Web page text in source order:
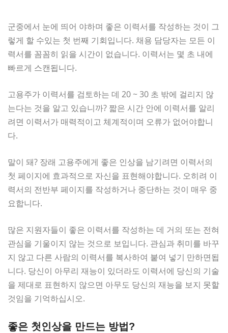
군중에서 눈에 띄어 야하며 좋은 이력서를 작성하는 것이 그
렇게 할 수있는 첫 번째 기회입니다. 채용 담당자는 모든 이
력서를 꼼꼼히 읽을 시간이 없습니다. 이력서는 몇 초 내에
빠르게 스캔됩니다.
고용주가 이력서를 검토하는 데 20 ~ 30 초 밖에 걸리지 않
는다는 것을 알고 있습니까? 짧은 시간 안에 이력서를 알리
려면 이력서가 매력적이고 체계적이며 오류가 없어야합니
다.
말이 돼? 장래 고용주에게 좋은 인상을 남기려면 이력서의
첫 페이지에 효과적으로 자신을 표현해야합니다. 오히려 이
력서의 전반부 페이지를 작성하거나 중단하는 것이 매우 중
요합니다.
많은 지원자들이 좋은 이력서를 작성하는 데 거의 또는 전혀
관심을 기울이지 않는 것으로 보입니다. 관심과 취미를 바꾸
지 않고 다른 사람의 이력서를 복사하여 붙여 넣기 만하면됩
니다. 당신이 아무리 재능이 있더라도 이력서에 당신의 기술
을 제대로 표현하지 않으면 아무도 당신의 재능을 보지 못할
것임을 기억하십시오.
좋은 첫인상을 만드는 방법?